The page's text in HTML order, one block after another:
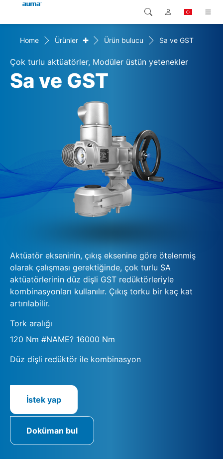
Ürünler
Çözümler
İrtibat kurulacak kişi
Global
Avrupa
Asya ve Pasifik
Kuzey Amerika
Arama
Home Ürünler + Ürün bulucu Sa ve GST
Çok turlu aktüatörler, Modüler üstün yetenekler
Sa ve GST
Aktüatör ekseninin, çıkış eksenine göre ötelenmiş
olarak çalışması gerektiğinde, çok turlu SA
aktüatörlerinin düz dişli GST redüktörleriyle
kombinasyonları kullanılır. Çıkış torku bir kaç kat
artırılabilir.
Tork aralığı
120 Nm #NAME? 16000 Nm
Düz dişli redüktör ile kombinasyon
İstek yap
Doküman bul